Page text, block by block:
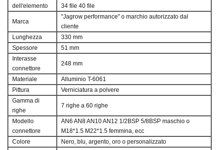
dell'elemento
34 file 40 file
Marca
"Jagrow performance" o marchio autorizzato dal
cliente
Lunghezza
330 mm
Spessore
51 mm
Interasse
connettore
248 mm
Materiale
Alluminio T-6061
Pittura
Verniciatura a polvere
Gamma di
righe
7 righe a 60 righe
Modello
connettore
AN6 AN8 AN10 AN12 1/2BSP 5/8BSP maschio o
M18*1.5 M22*1.5 femmina, ecc
Colore
Nero, blu, argento, oro o personalizzato